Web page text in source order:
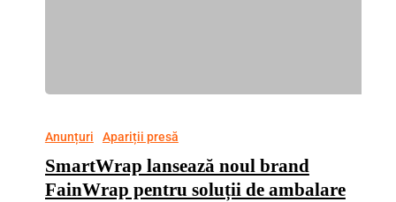
Anunțuri Apariții presă
SmartWrap lansează noul brand
FainWrap pentru soluții de ambalare